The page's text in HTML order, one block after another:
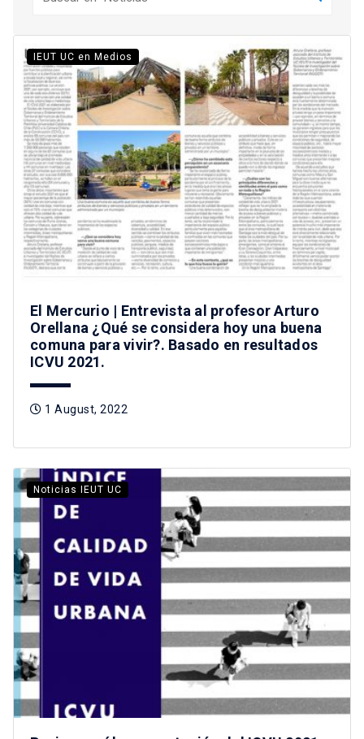
IEUT UC en Medios
El Mercurio | Entrevista al profesor Arturo
Orellana ¿Qué se considera hoy una buena
comuna para vivir?. Basado en resultados
ICVU 2021.
1 August, 2022
Noticias IEUT UC